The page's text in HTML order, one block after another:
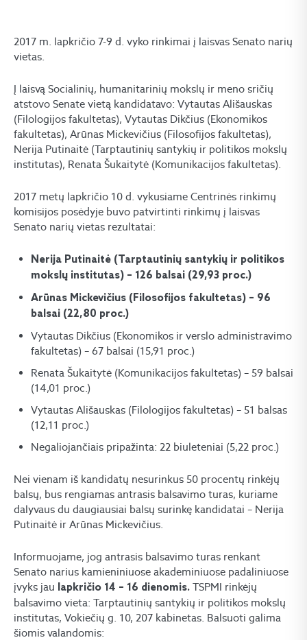
2017 m. lapkričio 7-9 d. vyko rinkimai į laisvas Senato narių
vietas.
Į laisvą Socialinių, humanitarinių mokslų ir meno sričių
atstovo Senate vietą kandidatavo: Vytautas Ališauskas
(Filologijos fakultetas), Vytautas Dikčius (Ekonomikos
fakultetas), Arūnas Mickevičius (Filosofijos fakultetas),
Nerija Putinaitė (Tarptautinių santykių ir politikos mokslų
institutas), Renata Šukaitytė (Komunikacijos fakultetas).
2017 metų lapkričio 10 d. vykusiame Centrinės rinkimų
komisijos posėdyje buvo patvirtinti rinkimų į laisvas
Senato narių vietas rezultatai:
Nerija Putinaitė (Tarptautinių santykių ir politikos
mokslų institutas) – 126 balsai (29,93 proc.)
Arūnas Mickevičius (Filosofijos fakultetas) – 96
balsai (22,80 proc.)
Vytautas Dikčius (Ekonomikos ir verslo administravimo
fakultetas) – 67 balsai (15,91 proc.)
Renata Šukaitytė (Komunikacijos fakultetas) – 59 balsai
(14,01 proc.)
Vytautas Ališauskas (Filologijos fakultetas) – 51 balsas
(12,11 proc.)
Negaliojančiais pripažinta: 22 biuleteniai (5,22 proc.)
Nei vienam iš kandidatų nesurinkus 50 procentų rinkėjų
balsų, bus rengiamas antrasis balsavimo turas, kuriame
dalyvaus du daugiausiai balsų surinkę kandidatai – Nerija
Putinaitė ir Arūnas Mickevičius.
Informuojame, jog antrasis balsavimo turas renkant
Senato narius kamieniniuose akademiniuose padaliniuose
įvyks jau lapkričio 14 – 16 dienomis. TSPMI rinkėjų
balsavimo vieta: Tarptautinių santykių ir politikos mokslų
institutas, Vokiečių g. 10, 207 kabinetas. Balsuoti galima
šiomis valandomis: